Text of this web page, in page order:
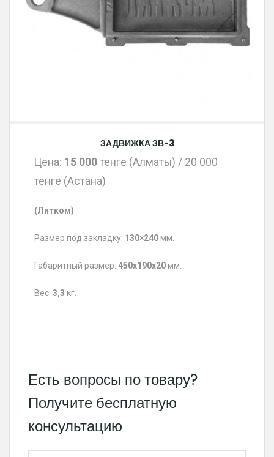
ЗАДВИЖКА ЗВ-3
Цена: 15 000 тенге (Алматы) / 20 000
тенге (Астана)
(Литком)
Размер под закладку: 130×240мм.
Габаритный размер: 450x190x20мм.
Вес: 3,3 кг.
Есть вопросы по товару?
Получите бесплатную
консультацию